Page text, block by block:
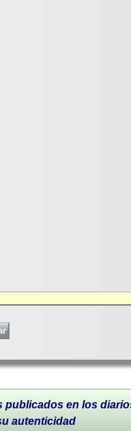
en los
autenticidad